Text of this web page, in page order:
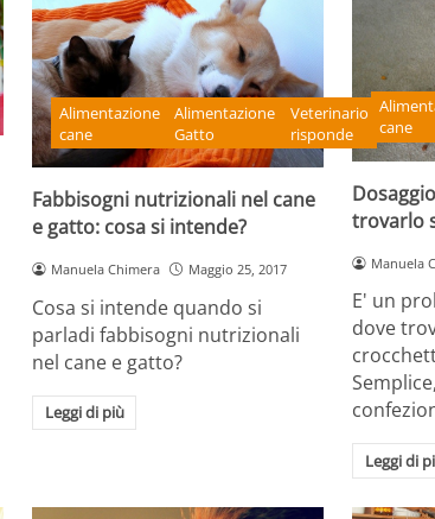
Alimentazione
cane
Alimentazione
Gatto
Veterinario
risponde
Fabbisogni nutrizionali nel cane
e gatto: cosa si intende?
Manuela Chimera Maggio 25, 2017
Cosa si intende quando si
parladi fabbisogni nutrizionali
nel cane e gatto?
Leggi di più
cane
trovarlo
Manuela
E' un
dove
Leggi di